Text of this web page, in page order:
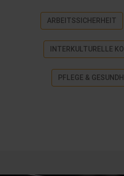
ARBEITSSICHERHEIT
INTERKULTURELLE
PFLEGE &